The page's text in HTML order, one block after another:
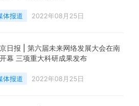
体报道 2022年08月25日
日报 | 第六届未来网络发展大会在南
幕 三项重大科研成果发布
体报道 2022年08月25日